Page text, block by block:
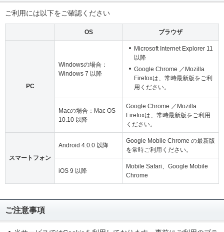
ご利用には以下をご確認ください
OS ブラウザ
PC
Windowsの場合：
Windows 7 以降
Microsoft Internet Explorer 11
以降
Google Chrome ／Mozilla
Firefoxは、常時最新版をご利
用ください。
Macの場合：Mac OS
10.10 以降
Google Chrome ／Mozilla
Firefoxは、常時最新版をご利用
ください。
スマートフォン
Android 4.0.0 以降
Google Mobile Chrome の最新版
を常時ご利用ください。
iOS 9 以降
Mobile Safari、Google Mobile
Chrome
ご注意事項